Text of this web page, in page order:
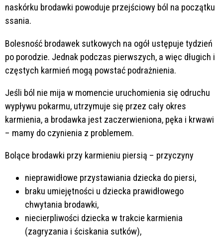
naskórku brodawki powoduje przejściowy ból na początku
ssania.
Bolesność brodawek sutkowych na ogół ustępuje tydzień
po porodzie. Jednak podczas pierwszych, a więc długich i
częstych karmień mogą powstać podrażnienia.
Jeśli ból nie mija w momencie uruchomienia się odruchu
wypływu pokarmu, utrzymuje się przez cały okres
karmienia, a brodawka jest zaczerwieniona, pęka i krwawi
– mamy do czynienia z problemem.
Bolące brodawki przy karmieniu piersią – przyczyny
nieprawidłowe przystawiania dziecka do piersi,
braku umiejętności u dziecka prawidłowego
chwytania brodawki,
niecierpliwości dziecka w trakcie karmienia
(zagryzania i ściskania sutków),